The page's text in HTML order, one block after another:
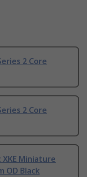
2 Core
2 Core
XKE Miniature
OD Black